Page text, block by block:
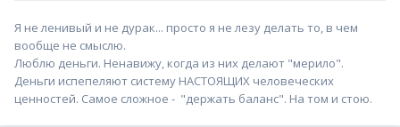
P.s.: машина ситроен с2, 2004г, робот. Еще: коробка, диск
сцепления, актуатор (2 штуки) поменяны в ноябре того
года.
Я не ленивый и не дурак... просто я не лезу делать то, в чем
вообще не смыслю.
Люблю деньги. Ненавижу, когда из них делают "мерило".
Деньги испепеляют систему НАСТОЯЩИХ человеческих
ценностей. Самое сложное - "держать баланс". На том и стою.